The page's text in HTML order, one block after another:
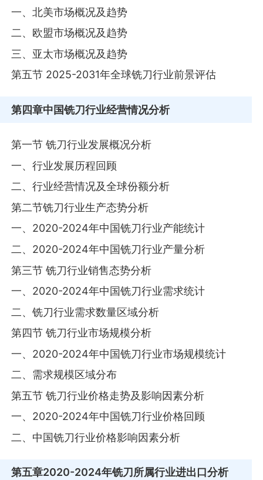
一、北美市场概况及趋势
二、欧盟市场概况及趋势
三、亚太市场概况及趋势
第五节 2025-2031年全球铣刀行业前景评估
第四章中国铣刀行业经营情况分析
第一节 铣刀行业发展概况分析
一、行业发展历程回顾
二、行业经营情况及全球份额分析
第二节铣刀行业生产态势分析
一、2020-2024年中国铣刀行业产能统计
二、2020-2024年中国铣刀行业产量分析
第三节 铣刀行业销售态势分析
一、2020-2024年中国铣刀行业需求统计
二、铣刀行业需求数量区域分析
第四节 铣刀行业市场规模分析
一、2020-2024年中国铣刀行业市场规模统计
二、需求规模区域分布
第五节 铣刀行业价格走势及影响因素分析
一、2020-2024年中国铣刀行业价格回顾
二、中国铣刀行业价格影响因素分析
第五章2020-2024年铣刀所属行业进出口分析